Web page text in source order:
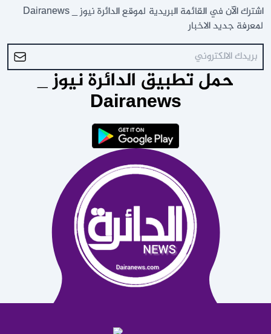
اشترك الآن في القائمة البريدية لموقع الدائرة نيوز _ Dairanews
لمعرفة جديد الاخبار
حمل تطبيق الدائرة نيوز _
Dairanews